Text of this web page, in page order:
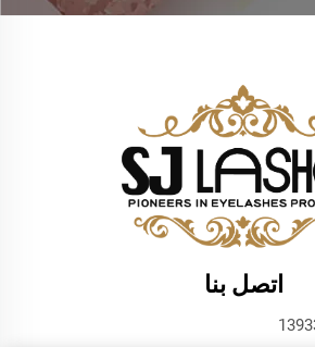
اتصل بنا